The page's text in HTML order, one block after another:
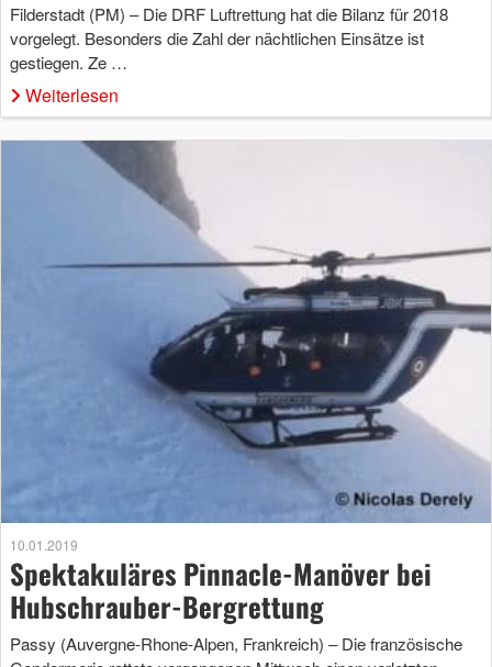
Filderstadt (PM) – Die DRF Luftrettung hat die Bilanz für 2018
vorgelegt. Besonders die Zahl der nächtlichen Einsätze ist
gestiegen. Ze …
Weiterlesen
10.01.2019
Spektakuläres Pinnacle-Manöver bei
Hubschrauber-Bergrettung
Passy (Auvergne-Rhone-Alpen, Frankreich) – Die französische